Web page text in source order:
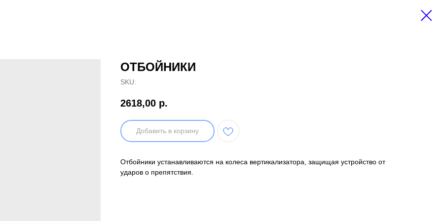
ОТБОЙНИКИ
SKU:
2618,00 р.
Добавить в корзину
Отбойники устанавливаются на колеса вертикализатора, защищая устройство от
ударов о препятствия.